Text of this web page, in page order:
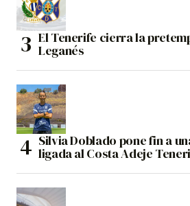
El Tenerife cierra la
Leganés
Silvia Doblado pone fin a
ligada al Costa Adeje